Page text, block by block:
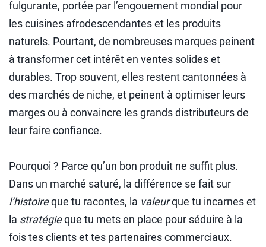
fulgurante, portée par l’engouement mondial pour
les cuisines afrodescendantes et les produits
naturels. Pourtant, de nombreuses marques peinent
à transformer cet intérêt en ventes solides et
durables. Trop souvent, elles restent cantonnées à
des marchés de niche, et peinent à optimiser leurs
marges ou à convaincre les grands distributeurs de
leur faire confiance.
Pourquoi ? Parce qu’un bon produit ne suffit plus.
Dans un marché saturé, la différence se fait sur
l’histoireque tu racontes, la valeurque tu incarnes et
la stratégieque tu mets en place pour séduire à la
fois tes clients et tes partenaires commerciaux.